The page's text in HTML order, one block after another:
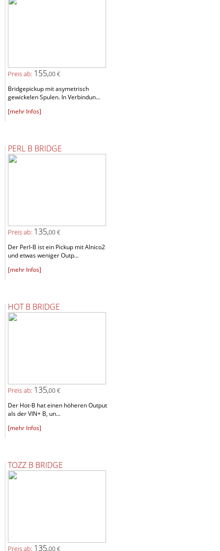
Preis ab: 155,00 €
Bridgepickup mit asymetrisch
gewickelen Spulen. In Verbindun...
[mehr Infos]
PERL B BRIDGE
Preis ab: 135,00 €
Der Perl-B ist ein Pickup mit Alnico2
und etwas weniger Outp...
[mehr Infos]
HOT B BRIDGE
Preis ab: 135,00 €
Der Hot-B hat einen höheren Output
als der VIN+ B, un...
[mehr Infos]
TOZZ B BRIDGE
Preis ab: 135,00 €